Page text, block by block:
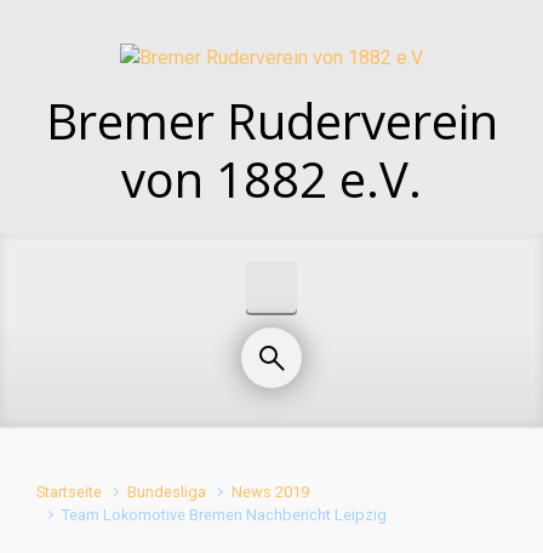
Bremer Ruderverein
von 1882 e.V.
Startseite Bundesliga
News 2019
Team Lokomotive Bremen Nachbericht Leipzig